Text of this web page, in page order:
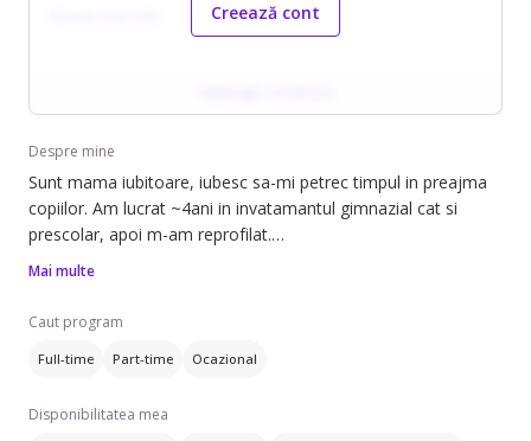
Creează cont
Despre mine
Sunt mama iubitoare, iubesc sa-mi petrec timpul in preajma
copiilor. Am lucrat ~4ani in invatamantul gimnazial cat si
prescolar, apoi m-am reprofilat.
Acum doresc sa-mi petrec din nou timpul in preajma celor
echilibrata emotional pt a putea oferi ajutorul meu unui copil,
indirect unui parinte.
Mai multe
Caut program
Full-time Part-time Ocazional
Disponibilitatea mea